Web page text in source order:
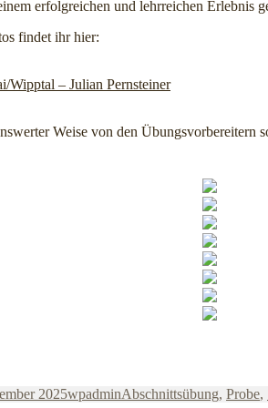
erfolgreichen und lehrreichen Erlebnis
findet ihr hier:
Wipptal – Julian Pernsteiner
Weise von den
2025Autor
wpadminKategorien
Abschnittsübung, Probe,